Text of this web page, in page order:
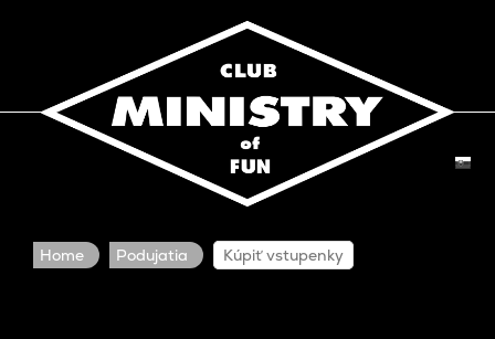
Home Podujatia Kúpiť vstupenky